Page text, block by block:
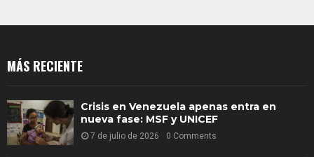
MÁS RECIENTE
Crisis en Venezuela apenas entra en
nueva fase: MSF y UNICEF
7 de julio de 2026 0 Comments